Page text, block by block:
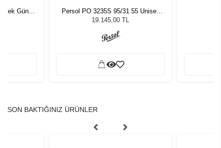
Güneş
Persol PO 3235S 95/31 55 Unisex
Güneş Gözlüğü
19.145,00 TL
SON BAKTIĞINIZ ÜRÜNLER